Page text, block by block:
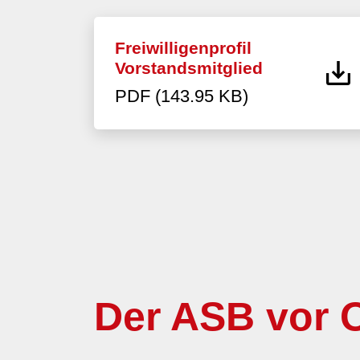
Freiwilligenprofil
Vorstandsmitglied
PDF (143.95 KB)
Der ASB vor